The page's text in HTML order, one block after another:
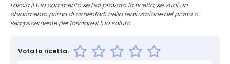
Lascia il tuo commento se hai provato la ricetta, se vuoi un
chiarimento prima di cimentarti nella realizzazione del piatto o
semplicemente per lasciare il tuo saluto.
Vota la ricetta: